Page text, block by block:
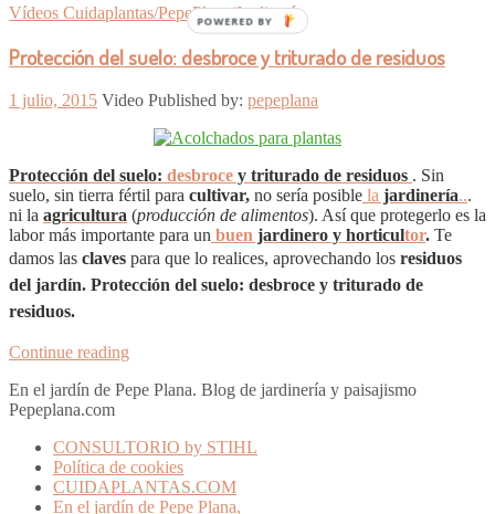
Vídeos Cuidaplantas/PepePlana/Jardinería
Protección del suelo: desbroce y triturado de residuos
1 julio, 2015 Video Published by: pepeplana
Protección del suelo: desbroce y triturado de residuos . Sin
suelo, sin tierra fértil para cultivar, no sería posible la jardinería...
ni la agricultura (producción de alimentos). Así que protegerlo es la
labor más importante para un buen jardinero y horticultor. Te
damos las claves para que lo realices, aprovechando los residuos
del jardín. Protección del suelo: desbroce y triturado de
residuos.
Continue reading
En el jardín de Pepe Plana. Blog de jardinería y paisajismo
Pepeplana.com
CONSULTORIO by STIHL
Política de cookies
CUIDAPLANTAS.COM
En el jardín de Pepe Plana,
POWERED BY